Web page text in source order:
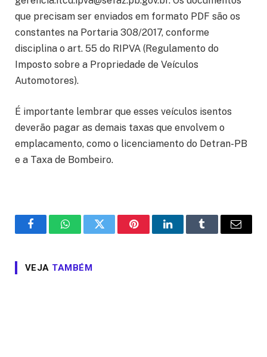
que precisam ser enviados em formato PDF são os
constantes na Portaria 308/2017, conforme
disciplina o art. 55 do RIPVA (Regulamento do
Imposto sobre a Propriedade de Veículos
Automotores).
É importante lembrar que esses veículos isentos
deverão pagar as demais taxas que envolvem o
emplacamento, como o licenciamento do Detran-PB
e a Taxa de Bombeiro.
FacebookWhatsAppTwitter PinterestLinkedInTumblr Email
VEJA TAMBÉM